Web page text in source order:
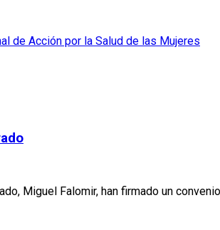
de Acción por la Salud de las Mujeres
Miguel Falomir, han firmado un